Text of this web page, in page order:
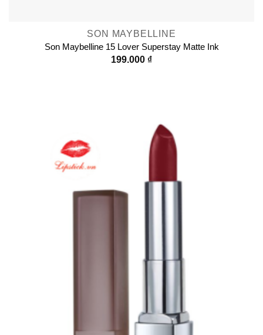
SON MAYBELLINE
Son Maybelline 15 Lover Superstay Matte Ink
199.000 ₫